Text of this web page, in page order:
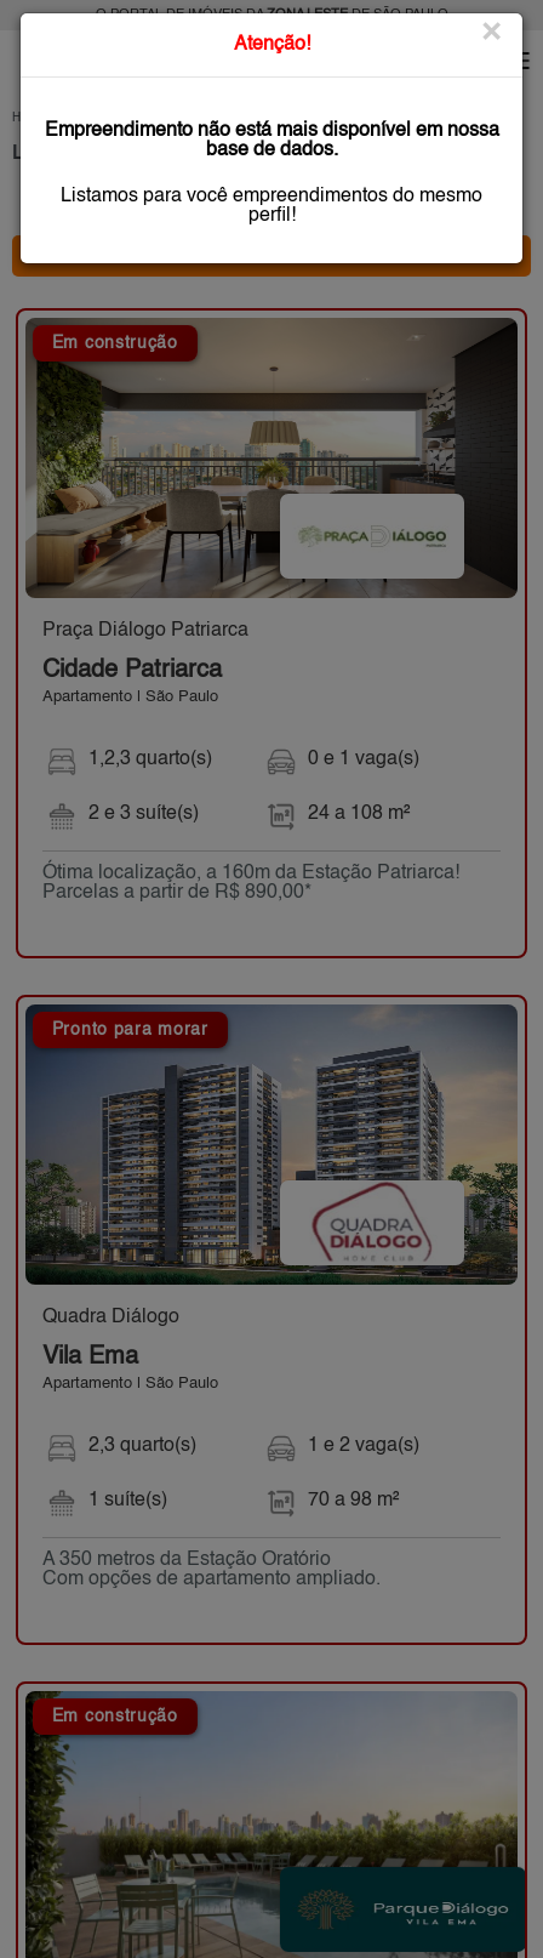
O PORTAL DE IMÓVEIS DAZONA LESTEDE SÃO PAULO
HOME
Lançamentos na Planta, Zona Leste São Paulo
43 anúncio(s) encontrado(s)
Em construção
Praça Diálogo Patriarca
Cidade Patriarca
Apartamento | São Paulo
1,2,3 quarto(s)
2 e 3 suíte(s)
0 e 1 vaga(s)
24 a 108 m²
Ótima localização, a 160m da Estação Patriarca!
Parcelas a partir de R$ 890,00*
Pronto para morar
Quadra Diálogo
Vila Ema
Apartamento | São Paulo
2,3 quarto(s)
1 suíte(s)
1 e 2 vaga(s)
70 a 98 m²
A 350 metros da Estação Oratório
Com opções de apartamento ampliado.
Em construção
Atenção! ×
Empreendimento não está mais disponível em nossa
base de dados.
Listamos para você empreendimentos do mesmo
perfil!